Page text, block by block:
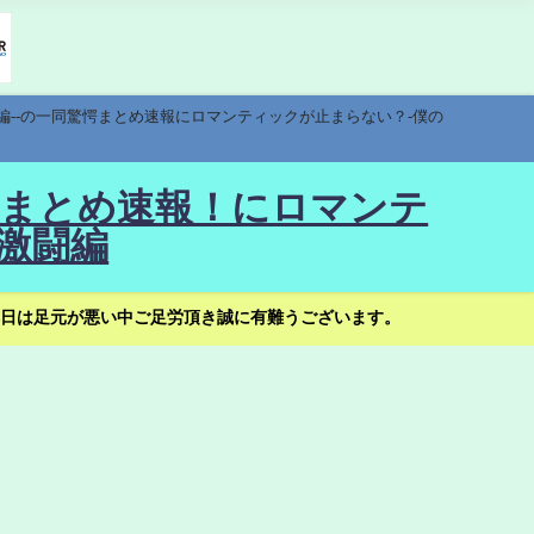
の一同驚愕まとめ速報にロマンティックが止まらない？-僕の
とめ速報！にロマンテ
闘編
足元が悪い中ご足労頂き誠に有難うございます。